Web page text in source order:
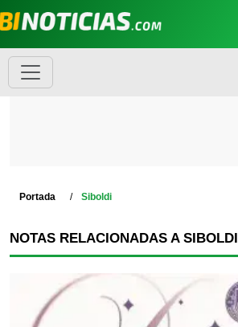
Portada Siboldi
NOTAS RELACIONADAS A SIBOLDI